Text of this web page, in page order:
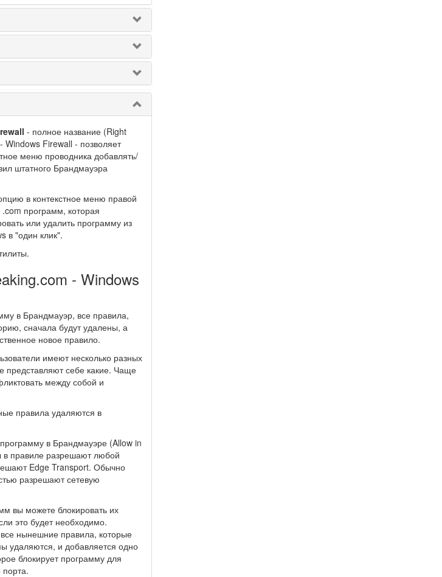
- полное название (Right
Firewall - позволяет
меню проводника добавлять/
штатного Брандмауэра
в контекстное меню правой
программ, которая
или удалить программу из
в "один клик".
- Windows
в Брандмауэр, все правила,
сначала будут удалены, а
новое правило.
имеют несколько разных
представляют себе какие. Чаще
между собой и
правила удаляются в
в Брандмауэре (Allow in
правиле разрешают любой
Edge Transport. Обычно
разрешают сетевую
вы можете блокировать их
это будет необходимо.
нынешние правила, которые
удаляются, и добавляется одно
блокирует программу для
порта.